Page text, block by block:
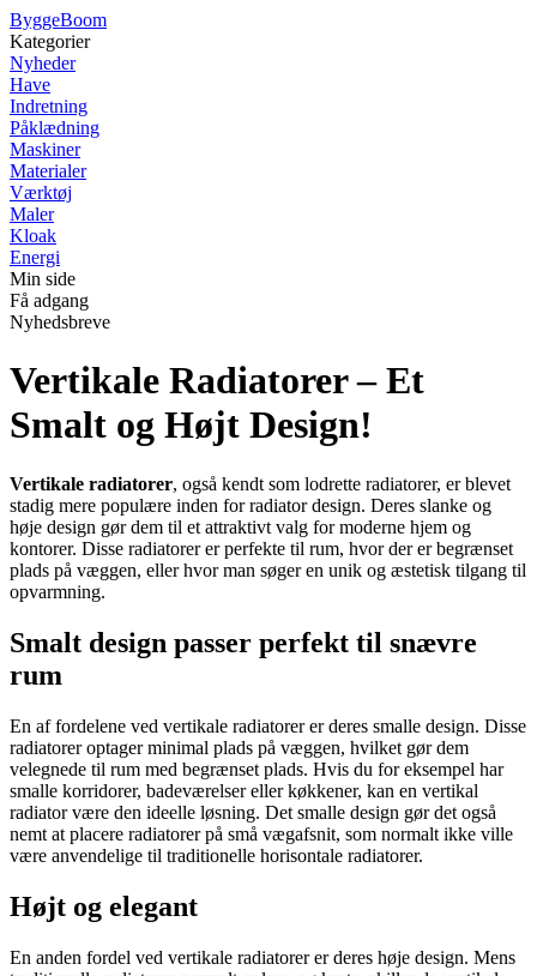
ByggeBoom
Kategorier
Nyheder
Have
Indretning
Påklædning
Maskiner
Materialer
Værktøj
Maler
Kloak
Energi
Min side
Få adgang
Nyhedsbreve
Vertikale Radiatorer – Et
Smalt og Højt Design!
Vertikale radiatorer, også kendt som lodrette radiatorer, er blevet
stadig mere populære inden for radiator design. Deres slanke og
høje design gør dem til et attraktivt valg for moderne hjem og
kontorer. Disse radiatorer er perfekte til rum, hvor der er begrænset
plads på væggen, eller hvor man søger en unik og æstetisk tilgang til
opvarmning.
Smalt design passer perfekt til snævre
rum
En af fordelene ved vertikale radiatorer er deres smalle design. Disse
radiatorer optager minimal plads på væggen, hvilket gør dem
velegnede til rum med begrænset plads. Hvis du for eksempel har
smalle korridorer, badeværelser eller køkkener, kan en vertikal
radiator være den ideelle løsning. Det smalle design gør det også
nemt at placere radiatorer på små vægafsnit, som normalt ikke ville
være anvendelige til traditionelle horisontale radiatorer.
Højt og elegant
En anden fordel ved vertikale radiatorer er deres høje design. Mens